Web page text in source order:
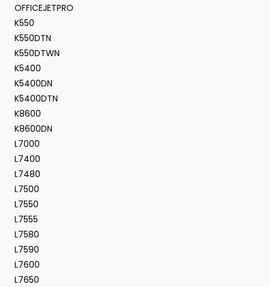
OFFICEJETPRO
K550
K550DTN
K550DTWN
K5400
K5400DN
K5400DTN
K8600
K8600DN
L7000
L7400
L7480
L7500
L7550
L7555
L7580
L7590
L7600
L7650